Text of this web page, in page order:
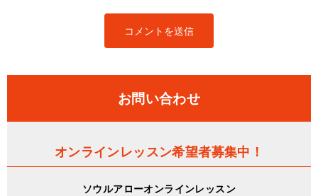
お問い合わせ
オンラインレッスン希望者募集中！
ソウルアローオンラインレッスン